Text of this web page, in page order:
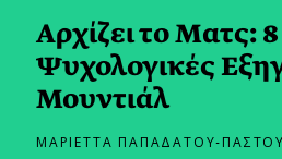
Αρχίζει το Ματς: 8
Ψυχολογικές
Μουντιάλ
ΜΑΡΙΕΤΤΑ ΠΑΠΑΔΑΤΟΥ-ΠΑΣΤΟΥ